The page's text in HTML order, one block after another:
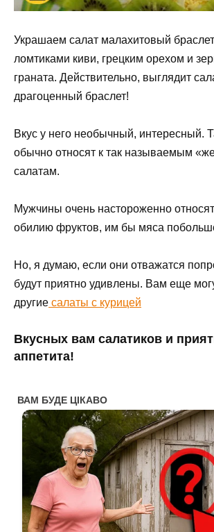
Украшаем салат малахитовый
ломтиками киви, грецким орехом и
граната. Действительно, выглядит
драгоценный браслет!
Вкус у него необычный, интересный.
обычно относят к так называемым
салатам.
Мужчины очень настороженно
обилию фруктов, им бы мяса
Но, я думаю, если они отважатся
будут приятно удивлены. Вам еще
другие салаты с курицей
Вкусных вам салатиков и
аппетита!